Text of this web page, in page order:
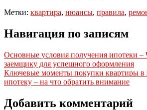
Метки: квартира, нюансы, правила,
Навигация по записям
Основные условия получения ипотеки –
заемщику для успешного оформления
Ключевые моменты покупки квартиры в
ипотеку – на что обратить внимание
Добавить комментарий